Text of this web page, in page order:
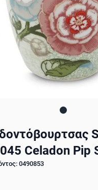
Celadon Pip
0490853